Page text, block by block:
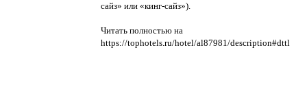
сайз» или «кинг-сайз»).
Читать полностью на
https://tophotels.ru/hotel/al87981/description#dttl